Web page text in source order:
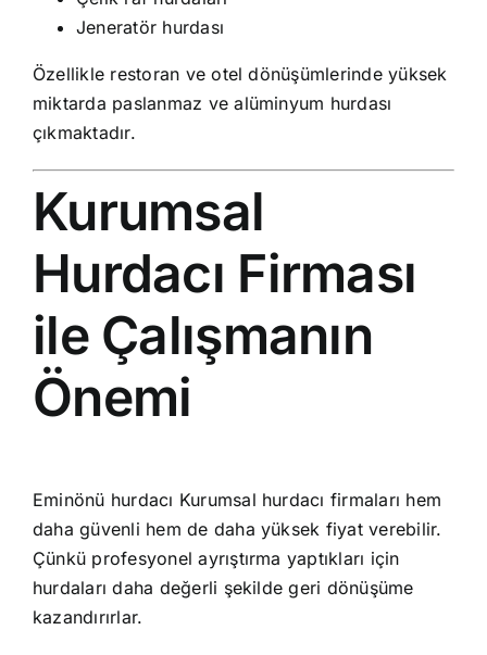
Jeneratör hurdası
Özellikle restoran ve otel dönüşümlerinde yüksek
miktarda paslanmaz ve alüminyum hurdası
çıkmaktadır.
Kurumsal
Hurdacı Firması
ile Çalışmanın
Önemi
Eminönü hurdacı Kurumsal hurdacı firmaları hem
daha güvenli hem de daha yüksek fiyat verebilir.
Çünkü profesyonel ayrıştırma yaptıkları için
hurdaları daha değerli şekilde geri dönüşüme
kazandırırlar.